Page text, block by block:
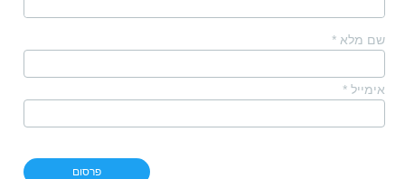
שם מלא *
אימייל *